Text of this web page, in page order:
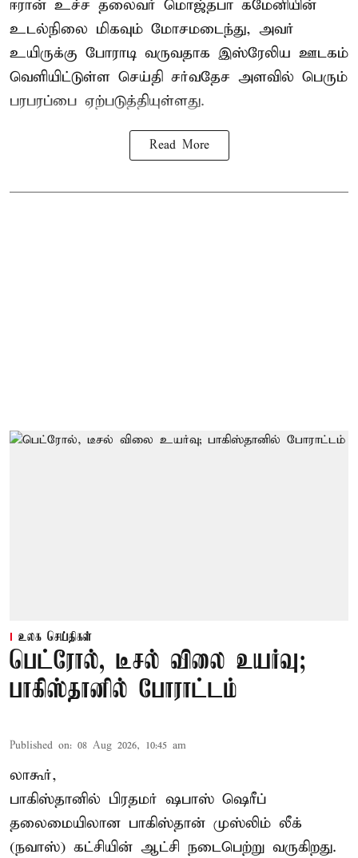
ஈரான் உச்ச தலைவர் மொஜ்தபா கமேனியின்
உடல்நிலை மிகவும் மோசமடைந்து, அவர்
உயிருக்கு போராடி வருவதாக இஸ்ரேலிய ஊடகம்
வெளியிட்டுள்ள செய்தி சர்வதேச அளவில் பெரும்
பரபரப்பை ஏற்படுத்தியுள்ளது.
Read More
உலக செய்திகள்
பெட்ரோல், டீசல் விலை உயர்வு;
பாகிஸ்தானில் போராட்டம்
Published on: 08 Aug 2026, 10:45 am
லாகூர்,
பாகிஸ்தானில் பிரதமர் ஷபாஸ் ஷெரீப்
தலைமையிலான பாகிஸ்தான் முஸ்லிம் லீக்
(நவாஸ்) கட்சியின் ஆட்சி நடைபெற்று வருகிறது.